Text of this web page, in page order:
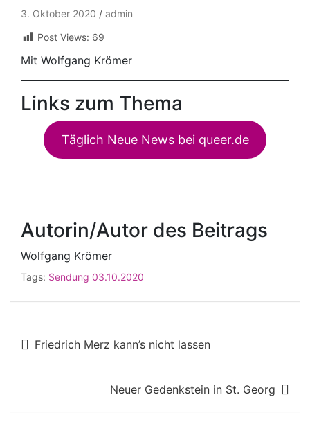
3. Oktober 2020
admin
Post Views: 69
Mit Wolfgang Krömer
Links zum Thema
Täglich Neue News bei queer.de
Autorin/Autor des Beitrags
Wolfgang Krömer
Tags: Sendung 03.10.2020
Beitragsnavigation
Friedrich Merz kann’s nicht lassen
Neuer Gedenkstein in St. Georg